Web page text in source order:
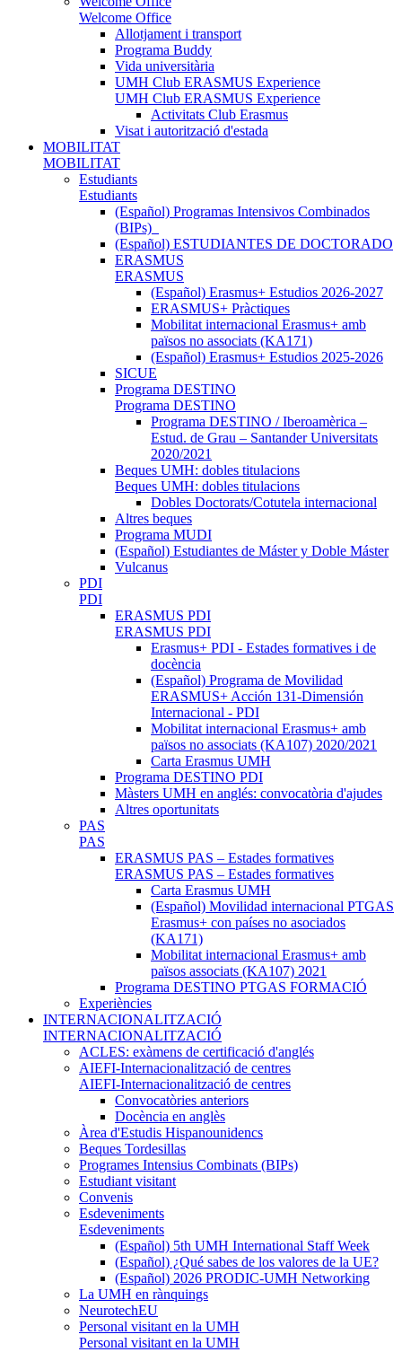
Welcome Office
Allotjament i transport
Programa Buddy
Vida universitària
UMH Club ERASMUS Experience
UMH Club ERASMUS Experience
Activitats Club Erasmus
Visat i autorització d'estada
MOBILITAT
MOBILITAT
Estudiants
Estudiants
(Español) Programas Intensivos Combinados
(BIPs)_
(Español) ESTUDIANTES DE DOCTORADO
ERASMUS
ERASMUS
(Español) Erasmus+ Estudios 2026-2027
ERASMUS+ Pràctiques
Mobilitat internacional Erasmus+ amb
països no associats (KA171)
(Español) Erasmus+ Estudios 2025-2026
SICUE
Programa DESTINO
Programa DESTINO
Programa DESTINO / Iberoamèrica –
Estud. de Grau – Santander Universitats
2020/2021
Beques UMH: dobles titulacions
Beques UMH: dobles titulacions
Dobles Doctorats/Cotutela internacional
Altres beques
Programa MUDI
(Español) Estudiantes de Máster y Doble Máster
Vulcanus
PDI
PDI
ERASMUS PDI
ERASMUS PDI
Erasmus+ PDI - Estades formatives i de
docència
(Español) Programa de Movilidad
ERASMUS+ Acción 131-Dimensión
Internacional - PDI
Mobilitat internacional Erasmus+ amb
països no associats (KA107) 2020/2021
Carta Erasmus UMH
Programa DESTINO PDI
Màsters UMH en anglés: convocatòria d'ajudes
Altres oportunitats
PAS
PAS
ERASMUS PAS – Estades formatives
ERASMUS PAS – Estades formatives
Carta Erasmus UMH
(Español) Movilidad internacional PTGAS
Erasmus+ con países no asociados
(KA171)
Mobilitat internacional Erasmus+ amb
països associats (KA107) 2021
Programa DESTINO PTGAS FORMACIÓ
Experiències
INTERNACIONALITZACIÓ
INTERNACIONALITZACIÓ
ACLES: exàmens de certificació d'anglés
AIEFI-Internacionalització de centres
AIEFI-Internacionalització de centres
Convocatòries anteriors
Docència en anglès
Àrea d'Estudis Hispanounidencs
Beques Tordesillas
Programes Intensius Combinats (BIPs)
Estudiant visitant
Convenis
Esdeveniments
Esdeveniments
(Español) 5th UMH International Staff Week
(Español) ¿Qué sabes de los valores de la UE?
(Español) 2026 PRODIC-UMH Networking
La UMH en rànquings
NeurotechEU
Personal visitant en la UMH
Personal visitant en la UMH